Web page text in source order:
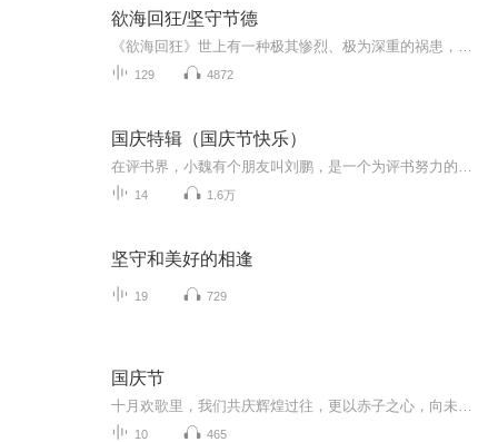
欲海回狂/坚守节德
129 4872
国庆特辑（国庆节快乐）
14 1.6万
坚守和美好的相逢
19 729
国庆节
10 465